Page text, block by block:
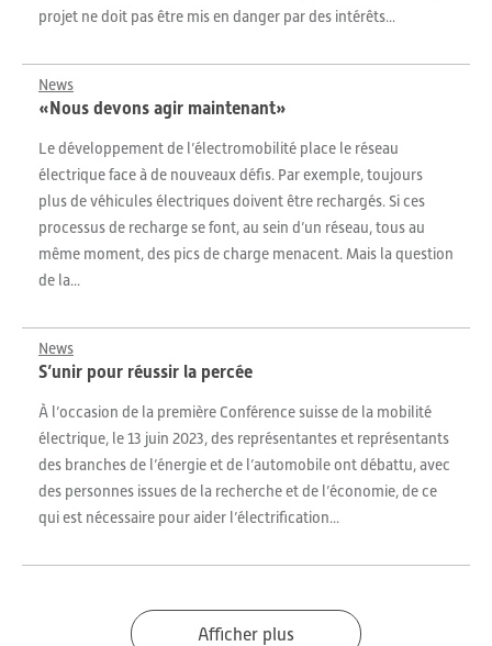
projet ne doit pas être mis en danger par des intérêts...
News
«Nous devons agir maintenant»
Le développement de l’électromobilité place le réseau
électrique face à de nouveaux défis. Par exemple, toujours
plus de véhicules électriques doivent être rechargés. Si ces
processus de recharge se font, au sein d’un réseau, tous au
même moment, des pics de charge menacent. Mais la question
de la...
News
S’unir pour réussir la percée
À l’occasion de la première Conférence suisse de la mobilité
électrique, le 13 juin 2023, des représentantes et représentants
des branches de l’énergie et de l’automobile ont débattu, avec
des personnes issues de la recherche et de l’économie, de ce
qui est nécessaire pour aider l’électrification...
Afficher plus